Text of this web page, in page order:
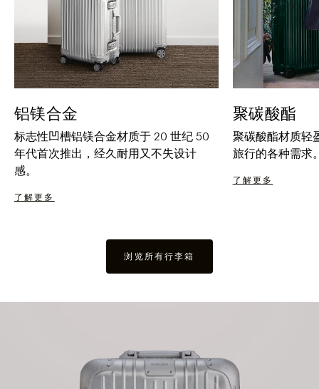
铝镁合金
标志性凹槽铝镁合金材质于 20 世纪 50
年代首次推出，经久耐用又不失设计
感。
了解更多
聚碳酸酯
聚碳酸酯材质轻
旅行的各种需求
了解更多
浏览所有行李箱